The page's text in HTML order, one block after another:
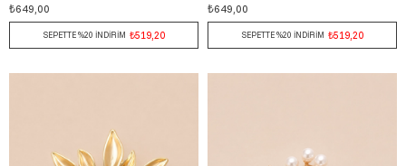
₺649,00
SEPETTE %20 İNDİRİM ₺519,20
₺649,00
SEPETTE %20 İNDİRİM ₺519,20